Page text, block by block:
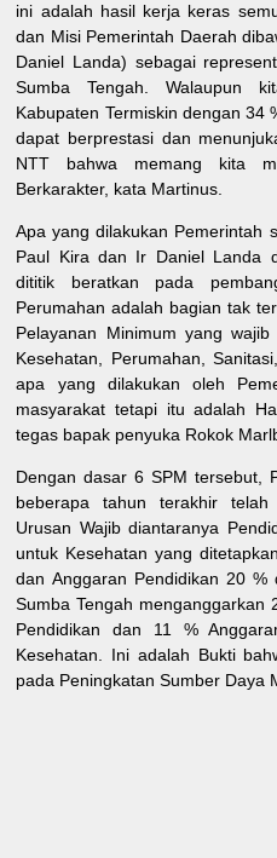
ini adalah hasil kerja keras
dan Misi Pemerintah Daerah
Daniel Landa) sebagai
Sumba Tengah. Walaupun
Kabupaten Termiskin dengan 34
dapat berprestasi dan
NTT bahwa memang kita
Berkarakter, kata Martinus.
Apa yang dilakukan Pemerintah
Paul Kira dan Ir Daniel Landa
dititik beratkan pada
Perumahan adalah bagian tak
Pelayanan Minimum yang
Kesehatan, Perumahan,
apa yang dilakukan oleh
masyarakat tetapi itu adalah
tegas bapak penyuka Rokok
Dengan dasar 6 SPM tersebut,
beberapa tahun terakhir
Urusan Wajib diantaranya
untuk Kesehatan yang
dan Anggaran Pendidikan 20 %
Sumba Tengah menganggarkan
Pendidikan dan 11 %
Kesehatan. Ini adalah Bukti
pada Peningkatan Sumber Daya